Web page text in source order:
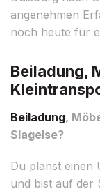
angenehmen
noch heute für
Beiladung,
Beiladung,
Slagelse?
Du planst einen
und bist auf der